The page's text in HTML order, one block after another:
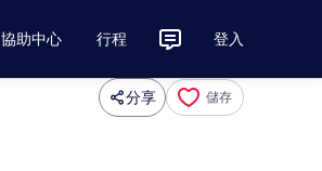
協助中心 行程 登入
分享 儲存